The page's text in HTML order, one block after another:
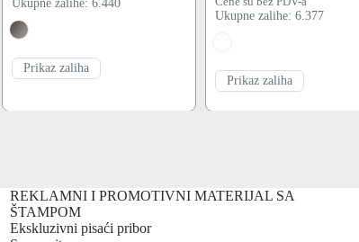
Ukupne zalihe: 6.440
Prikaz zaliha
Ukupne zalihe: 6.377
Prikaz zaliha
REKLAMNI I PROMOTIVNI MATERIJAL SA
ŠTAMPOM
Ekskluzivni pisaći pribor